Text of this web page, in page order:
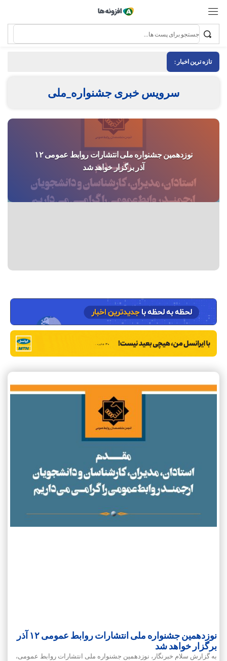
تازه ترین اخبار :
سرویس خبری جشنواره_ملی
نوزدهمین جشنواره ملی انتشارات روابط‌ عمومی ۱۲
آذر برگزار خواهد شد
نوزدهمین جشنواره ملی انتشارات روابط‌ عمومی ۱۲ آذر
برگزار خواهد شد
به گزارش سلام خبرنگار، نوزدهمین جشنواره ملی انتشارات روابط‌ عمومی‌،